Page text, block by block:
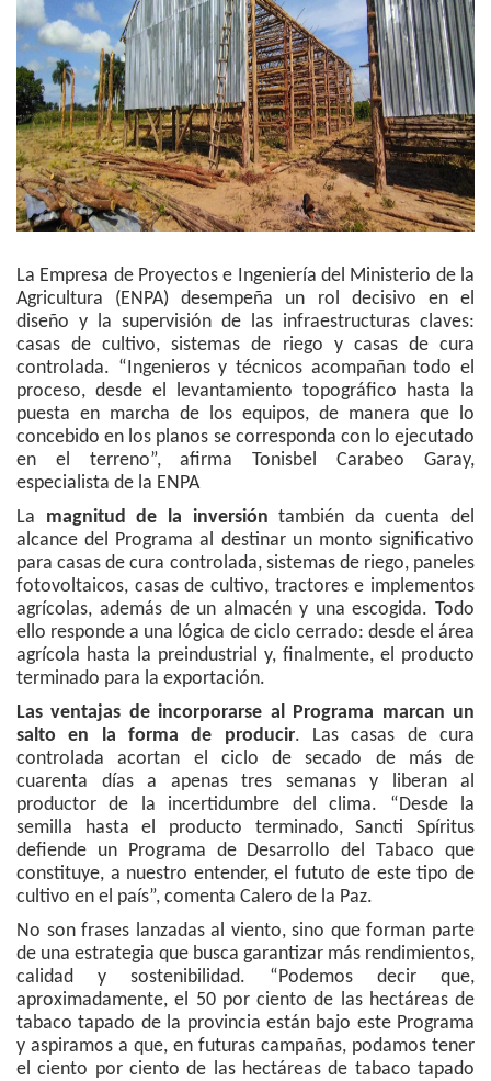
La Empresa de Proyectos e Ingeniería del Ministerio de la
Agricultura (ENPA) desempeña un rol decisivo en el
diseño y la supervisión de las infraestructuras claves:
casas de cultivo, sistemas de riego y casas de cura
controlada. “Ingenieros y técnicos acompañan todo el
proceso, desde el levantamiento topográfico hasta la
puesta en marcha de los equipos, de manera que lo
concebido en los planos se corresponda con lo ejecutado
en el terreno”, afirma Tonisbel Carabeo Garay,
especialista de la ENPA
La magnitud de la inversióntambién da cuenta del
alcance del Programa al destinar un monto significativo
para casas de cura controlada, sistemas de riego, paneles
fotovoltaicos, casas de cultivo, tractores e implementos
agrícolas, además de un almacén y una escogida. Todo
ello responde a una lógica de ciclo cerrado: desde el área
agrícola hasta la preindustrial y, finalmente, el producto
terminado para la exportación.
Las ventajas de incorporarse al Programa marcan un
salto en la forma de producir. Las casas de cura
controlada acortan el ciclo de secado de más de
cuarenta días a apenas tres semanas y liberan al
productor de la incertidumbre del clima. “Desde la
semilla hasta el producto terminado, Sancti Spíritus
defiende un Programa de Desarrollo del Tabaco que
constituye, a nuestro entender, el fututo de este tipo de
cultivo en el país”, comenta Calero de la Paz.
No son frases lanzadas al viento, sino que forman parte
de una estrategia que busca garantizar más rendimientos,
calidad y sostenibilidad. “Podemos decir que,
aproximadamente, el 50 por ciento de las hectáreas de
tabaco tapado de la provincia están bajo este Programa
y aspiramos a que, en futuras campañas, podamos tener
el ciento por ciento de las hectáreas de tabaco tapado